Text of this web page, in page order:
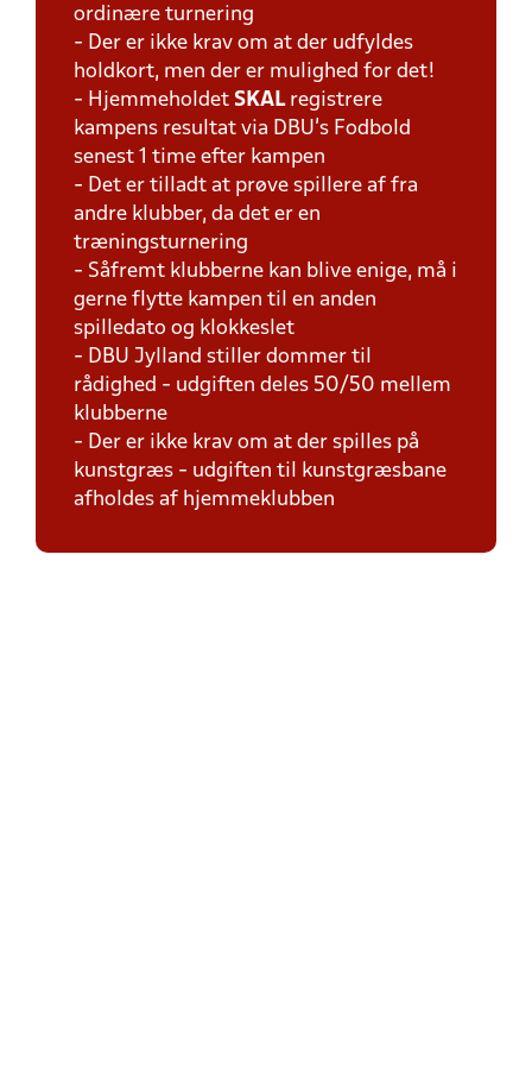
ordinære turnering
- Der er ikke krav om at der udfyldes
holdkort, men der er mulighed for det!
- Hjemmeholdet SKAL registrere
kampens resultat via DBU's Fodbold
senest 1 time efter kampen
- Det er tilladt at prøve spillere af fra
andre klubber, da det er en
træningsturnering
- Såfremt klubberne kan blive enige, må i
gerne flytte kampen til en anden
spilledato og klokkeslet
- DBU Jylland stiller dommer til
rådighed - udgiften deles 50/50 mellem
klubberne
- Der er ikke krav om at der spilles på
kunstgræs - udgiften til kunstgræsbane
afholdes af hjemmeklubben